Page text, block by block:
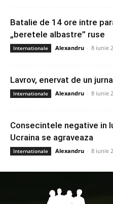
Batalie de 14 ore intre
„beretele albastre” ruse
Internationale Alexandru - 8 iunie
Lavrov, enervat de un
Internationale Alexandru - 8 iunie
Consecintele negative in
Ucraina se agraveaza
Internationale Alexandru - 8 iunie